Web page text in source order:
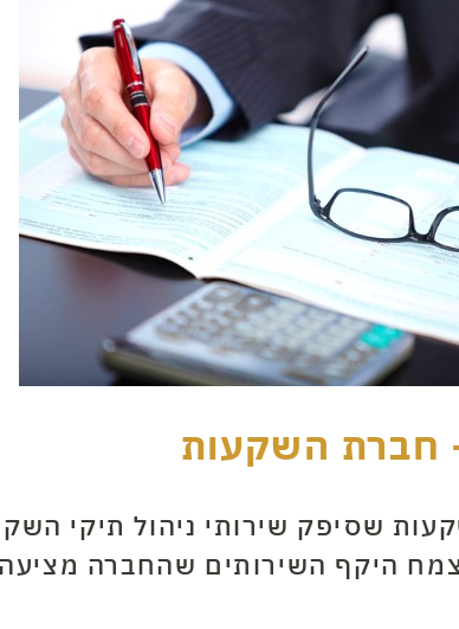
חברת השקעות
שסיפק שירותי ניהול תיקי
היקף השירותים שהחברה